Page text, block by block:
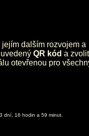
dalším rozvojem a
QR kód a zvolit
otevřenou pro
dní, 16 hodin a 59 minut.